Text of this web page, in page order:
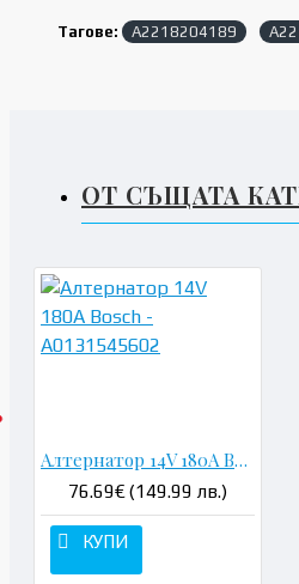
Тагове: A2218204189
ОТ СЪЩАТА
Алтернатор 14V 180A Bosch - A0131545602
76.69€ (149.99 лв.)
КУПИ